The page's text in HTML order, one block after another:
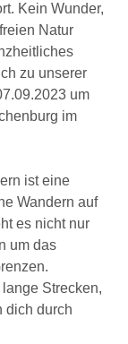
Kein Wunder,
Natur
zu unserer
um
im
ist eine
Wandern auf
es nicht nur
um das
Strecken,
dich durch